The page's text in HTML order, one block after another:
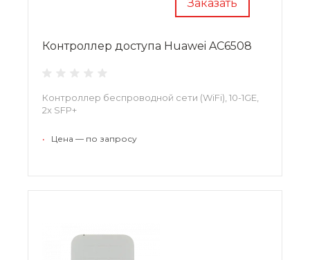
Заказать
Контроллер доступа Huawei AC6508
Контроллер беспроводной сети (WiFi), 10-1GE,
2x SFP+
• Цена — по запросу